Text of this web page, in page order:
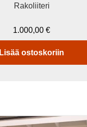
Rakoliiteri
1.000,00€
Lisää ostoskoriin